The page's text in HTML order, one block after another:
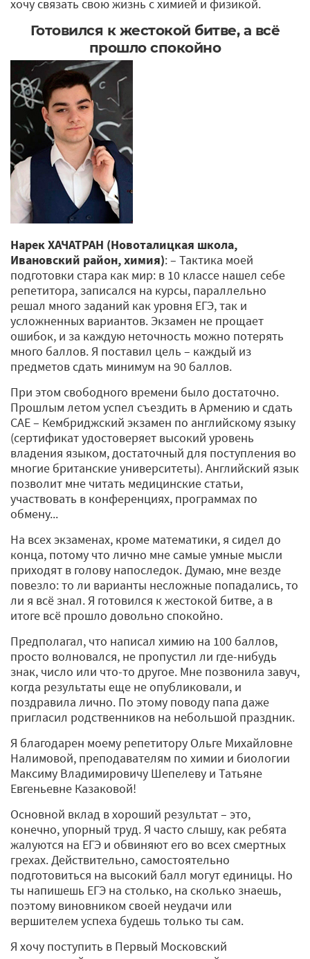
хочу связать свою жизнь с химией и физикой.
Готовился к жестокой битве, а всё
прошло спокойно
Нарек ХАЧАТРАН (Новоталицкая школа,
Ивановский район, химия): – Тактика моей
подготовки стара как мир: в 10 классе нашел себе
репетитора, записался на курсы, параллельно
решал много заданий как уровня ЕГЭ, так и
усложненных вариантов. Экзамен не прощает
ошибок, и за каждую неточность можно потерять
много баллов. Я поставил цель – каждый из
предметов сдать минимум на 90 баллов.
При этом свободного времени было достаточно.
Прошлым летом успел съездить в Армению и сдать
CAE – Кембриджский экзамен по английскому языку
(сертификат удостоверяет высокий уровень
владения языком, достаточный для поступления во
многие британские университеты). Английский язык
позволит мне читать медицинские статьи,
участвовать в конференциях, программах по
обмену...
На всех экзаменах, кроме математики, я сидел до
конца, потому что лично мне самые умные мысли
приходят в голову напоследок. Думаю, мне везде
повезло: то ли варианты несложные попадались, то
ли я всё знал. Я готовился к жестокой битве, а в
итоге всё прошло довольно спокойно.
Предполагал, что написал химию на 100 баллов,
просто волновался, не пропустил ли где-нибудь
знак, число или что-то другое. Мне позвонила завуч,
когда результаты еще не опубликовали, и
поздравила лично. По этому поводу папа даже
пригласил родственников на небольшой праздник.
Я благодарен моему репетитору Ольге Михайловне
Налимовой, преподавателям по химии и биологии
Максиму Владимировичу Шепелеву и Татьяне
Евгеньевне Казаковой!
Основной вклад в хороший результат – это,
конечно, упорный труд. Я часто слышу, как ребята
жалуются на ЕГЭ и обвиняют его во всех смертных
грехах. Действительно, самостоятельно
подготовиться на высокий балл могут единицы. Но
ты напишешь ЕГЭ на столько, на сколько знаешь,
поэтому виновником своей неудачи или
вершителем успеха будешь только ты сам.
Я хочу поступить в Первый Московский